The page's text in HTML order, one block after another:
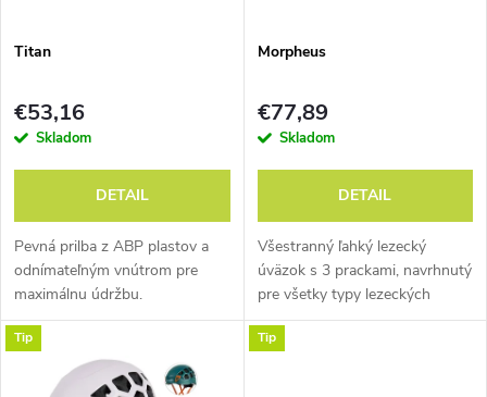
e
p
r
o
d
u
s
p
r
d
u
k
Titan
€53,16
Skladom
DETAIL
Pevná prilba z ABP plastov a
odnímateľným vnútrom pre
maximálnu údržbu.
Morpheus
€77,89
Skladom
DETAIL
Všestranný ľahký lezecký
úväzok s 3 prackami, navrhnutý
pre všetky typy lezeckých
disciplín.
Tip Tip